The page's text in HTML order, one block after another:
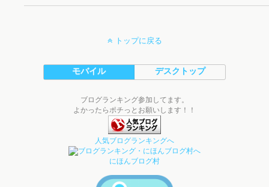
トップに戻る
モバイル デスクトップ
ブログランキング参加してます。
よかったらポチっとお願いします！！
人気ブログランキングへ
にほんブログ村